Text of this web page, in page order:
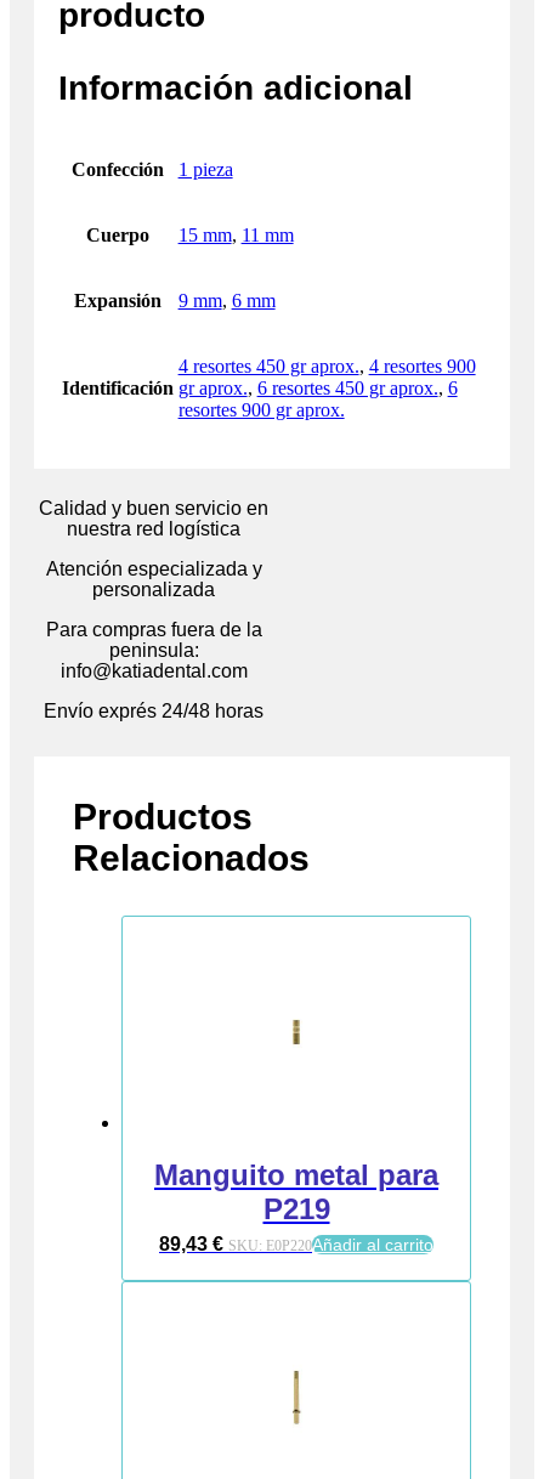
producto
Información adicional
Confección 1 pieza
Cuerpo 15 mm, 11 mm
Expansión 9 mm, 6 mm
Identificación
4 resortes 450 gr aprox., 4 resortes 900
gr aprox., 6 resortes 450 gr aprox., 6
resortes 900 gr aprox.
Calidad y buen servicio en
nuestra red logística
Atención especializada y
personalizada
Para compras fuera de la
peninsula:
info@katiadental.com
Envío exprés 24/48 horas
Productos
Relacionados
Manguito metal para
P219
89,43 € SKU: E0P220Añadir al carrito